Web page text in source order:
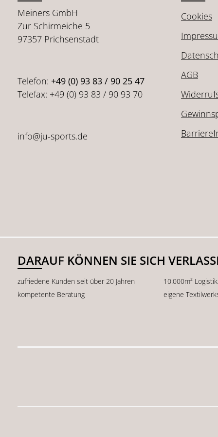
Meiners GmbH
Zur Schirmeiche 5
97357 Prichsenstadt
Telefon: +49 (0) 93 83 / 90 25 47
Telefax: +49 (0) 93 83 / 90 93 70
info@ju-sports.de
Cookies
AGB
DARAUF KÖNNEN SIE SICH
zufriedene Kunden seit über 20 Jahren
10.000m²
kompetente Beratung
eigene